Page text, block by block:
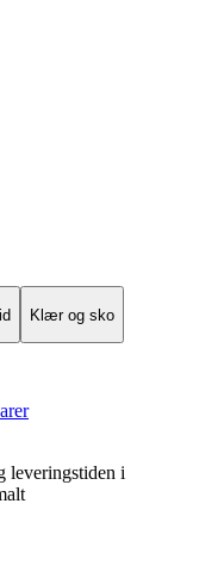
Klær og sko
leveringstiden i